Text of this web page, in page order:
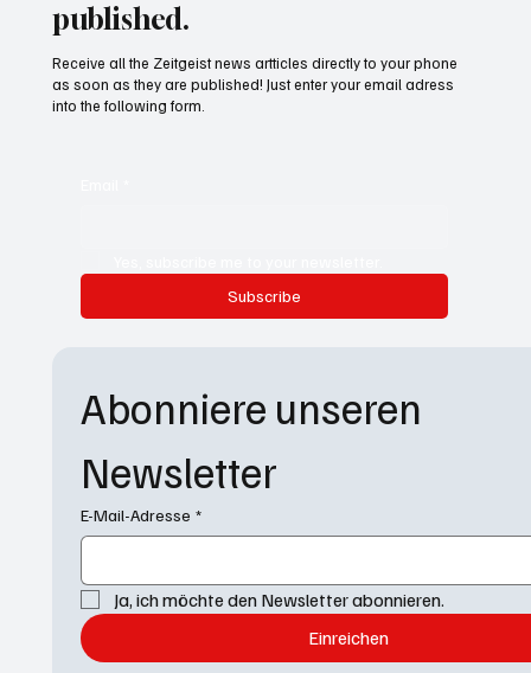
published.
Subscribe
Receive all the Zeitgeist news artticles directly to your phone
as soon as they are published! Just enter your email adress
into the following form.
Abonniere unseren
Newsletter
E-Mail-Adresse *
Ja, ich möchte den Newsletter abonnieren.
Einreichen